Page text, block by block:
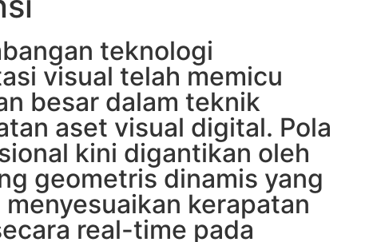
teknologi
visual telah memicu
besar dalam teknik
aset visual digital. Pola
kini digantikan oleh
geometris dinamis yang
menyesuaikan kerapatan
real-time pada